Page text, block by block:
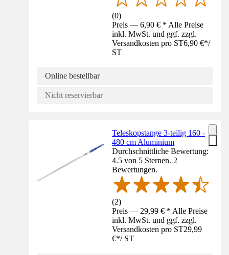
(0)
Preis — 6,90 € * Alle Preise
inkl. MwSt. und ggf. zzgl.
Versandkosten pro ST6,90 €*/
ST
Online bestellbar
Nicht reservierbar
Teleskopstange 3-teilig 160 -
480 cm Aluminium
Durchschnittliche Bewertung:
4.5 von 5 Sternen. 2
Bewertungen.
(2)
Preis — 29,99 € * Alle Preise
inkl. MwSt. und ggf. zzgl.
Versandkosten pro ST29,99
€*/ ST